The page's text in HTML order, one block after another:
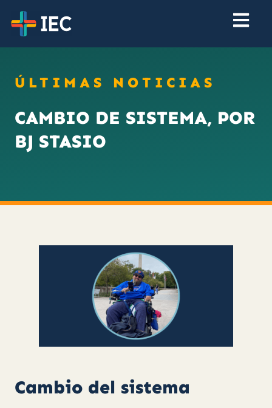
ÚLTIMAS NOTICIAS
CAMBIO DE SISTEMA, POR
BJ STASIO
Cambio del sistema